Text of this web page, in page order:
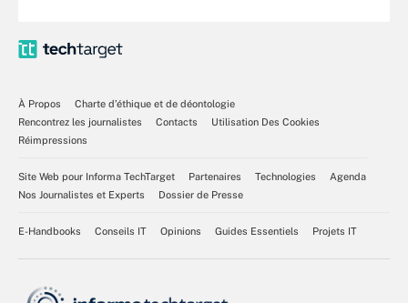
À Propos
Charte d’éthique et de déontologie
Rencontrez les journalistes
Contacts
Utilisation Des Cookies
Réimpressions
Site Web pour Informa TechTarget Partenaires Technologies
Agenda
Nos Journalistes et Experts
Dossier de Presse
E-Handbooks Conseils IT Opinions Guides Essentiels Projets IT